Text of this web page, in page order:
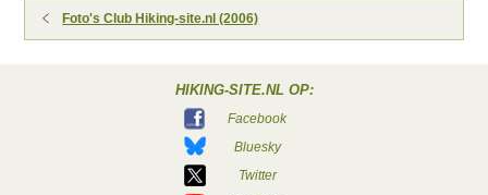
Foto's Club Hiking-site.nl (2006)
HIKING-SITE.NL OP:
Facebook
Bluesky
Twitter